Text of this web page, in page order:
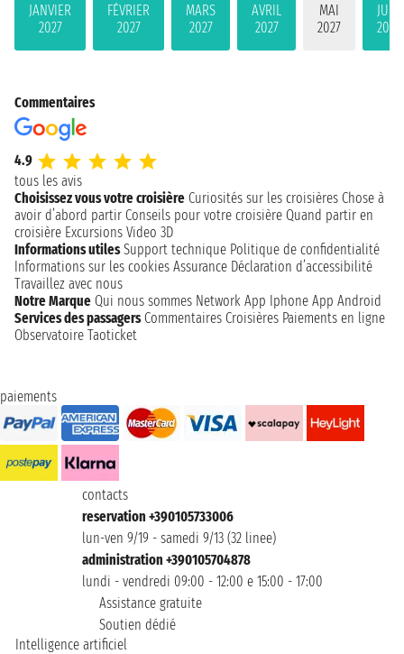
JANVIER
2027
FÉVRIER
2027
MARS
2027
AVRIL
2027
MAI
2027
JUIN
2027
Commentaires
4.9
tous les avis
Choisissez vous votre croisière Curiosités sur les croisières Chose à
avoir d’abord partir Conseils pour votre croisière Quand partir en
croisière Excursions Video 3D
Informations utiles Support technique Politique de confidentialité
Informations sur les cookies Assurance Déclaration d’accessibilité
Travaillez avec nous
Notre Marque Qui nous sommes Network App Iphone App Android
Services des passagers Commentaires Croisières Paiements en ligne
Observatoire Taoticket
paiements
contacts
reservation +390105733006
lun-ven 9/19 - samedi 9/13 (32 linee)
administration +390105704878
lundi - vendredi 09:00 - 12:00 e 15:00 - 17:00
Assistance gratuite
Soutien dédié
Intelligence artificiel